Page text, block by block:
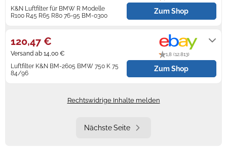
K&N Luftfilter für BMW R Modelle
R100 R45 R65 R80 76-95 BM-0300
Zum Shop
Luftfilter K&N BM-2605 BMW 750 K 75
84/96
1,8 (12.813)
120,47 €
Versand ab 14,00 €
Zum Shop
Nächste Seite
Rechtswidrige Inhalte melden